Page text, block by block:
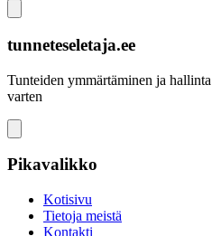
tunneteseletaja.ee
Tunteiden ymmärtäminen ja
varten
Pikavalikko
Kotisivu
Tietoja meistä
Kontakti